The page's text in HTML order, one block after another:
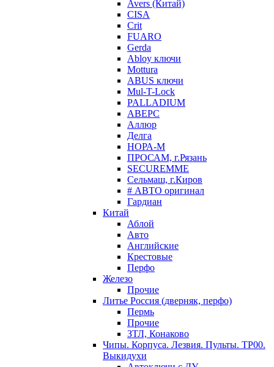
Avers (Китай)
CISA
Crit
FUARO
Gerda
Abloy ключи
Mottura
ABUS ключи
Mul-T-Lock
PALLADIUM
АВЕРС
Аллюр
Делга
НОРА-М
ПРОСАМ, г.Рязань
SECUREMME
Сельмаш, г.Киров
# АВТО оригинал
Гардиан
Китай
Аблой
Авто
Английские
Крестовые
Перфо
Железо
Прочие
Литье Россия (дверняк, перфо)
Пермь
Прочие
ЗТЛ, Конаково
Чипы. Корпуса. Лезвия. Пульты. TP00.
Выкидухи